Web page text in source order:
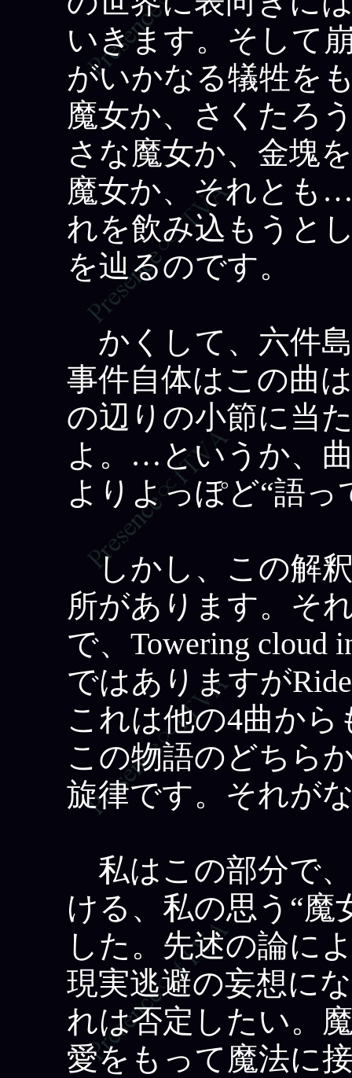
いきます。そして
がいかなる犠牲を
魔女か、さくたろ
さな魔女か、金塊
魔女か、それとも
れを飲み込もうと
を辿るのです。
かくして、六件
事件自体はこの曲
の辺りの小節に当
よ。…というか、
よりよっぽど“語
しかし、この解
所があります。そ
で、Towering cloud
ではありますが
これは他の4曲か
この物語のどちら
旋律です。それが
私はこの部分で
ける、私の思う“魔
した。先述の論に
現実逃避の妄想に
れは否定したい。
愛をもって魔法に